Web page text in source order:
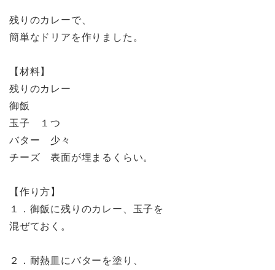
残りのカレーで、
簡単なドリアを作りました。
【材料】
残りのカレー
御飯
玉子 １つ
バター 少々
チーズ 表面が埋まるくらい。
【作り方】
１．御飯に残りのカレー、玉子を
混ぜておく。
２．耐熱皿にバターを塗り、